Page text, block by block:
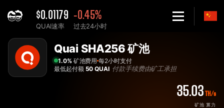
$0.01179
QUAI速率
-0.45%
过去24小时
Home
最佳Quai SHA256 QUAISHA 矿池 - 2Miners
Quai SHA256 矿池
1.0%矿池费用 每2小时支付
最低起付额 50 QUAI 付款手续费由矿工承担
35.03 TH/s
矿池 算力